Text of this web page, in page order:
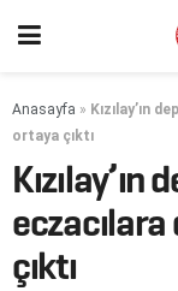
Anasayfa » Kızılay’ın
ortaya çıktı
eczacılara
çıktı